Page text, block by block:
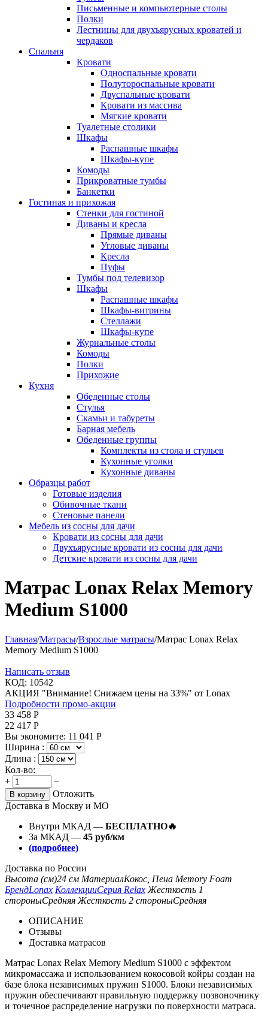
Письменные и компьютерные столы
Полки
Лестницы для двухъярусных кроватей и
чердаков
Спальня
Кровати
Односпальные кровати
Полутороспальные кровати
Двуспальные кровати
Кровати из массива
Мягкие кровати
Туалетные столики
Шкафы
Распашные шкафы
Шкафы-купе
Комоды
Прикроватные тумбы
Банкетки
Гостиная и прихожая
Стенки для гостиной
Диваны и кресла
Прямые диваны
Угловые диваны
Кресла
Пуфы
Тумбы под телевизор
Шкафы
Распашные шкафы
Шкафы-витрины
Стеллажи
Шкафы-купе
Журнальные столы
Комоды
Полки
Прихожие
Кухня
Обеденные столы
Стулья
Скамьи и табуреты
Барная мебель
Обеденные группы
Комплекты из стола и стульев
Кухонные уголки
Кухонные диваны
Образцы работ
Готовые изделия
Обивочные ткани
Стеновые панели
Мебель из сосны для дачи
Кровати из сосны для дачи
Двухъярусные кровати из сосны для дачи
Детские кровати из сосны для дачи
Матрас Lonax Relax Memory
Medium S1000
Главная/Матрасы/Взрослые матрасы/Матрас Lonax Relax
Memory Medium S1000
Написать отзыв
КОД: 10542
АКЦИЯ "Внимание! Снижаем цены на 33%" от Lonax
Подробности промо-акции
33 458 Р
22 417 Р
Вы экономите: 11 041 Р
Ширина :
Длина :
Кол-во:
+
−
В корзину
Отложить
Доставка в Москву и МО
Внутри МКАД — БЕСПЛАТНО🔥
За МКАД — 45 руб/км
(подробнее)
Доставка по России
Высота (см)24 см МатериалКокос, Пена Memory Foam
БрендLonax КоллекцииСерия Relax Жесткость 1
стороныСредняя Жесткость 2 стороныСредняя
ОПИСАНИЕ
Отзывы
Доставка матрасов
Матрас Lonax Relax Memory Medium S1000 с эффектом
микромассажа и использованием кокосовой койры создан на
базе блока независимых пружин S1000. Блоки независимых
пружин обеспечивают правильную поддержку позвоночнику
и точечное распределение нагрузки по поверхности матраса.